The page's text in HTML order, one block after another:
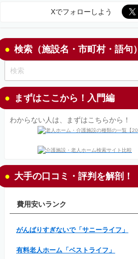
Xでフォローしよう
検索（施設名・市町村・語句）
まずはここから！入門編
わからない人は、まずはこちらから！
大手の口コミ・評判を解剖！
費用安いランク
がんばりすぎないで「サニーライフ」
有料老人ホーム「ベストライフ」